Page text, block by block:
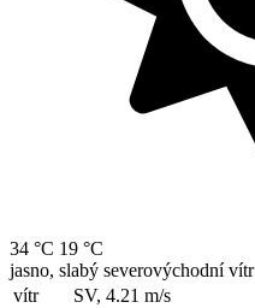
34 °C 19 °C
jasno, slabý severovýchodní vítr
vítr
SV, 4.21 m/s